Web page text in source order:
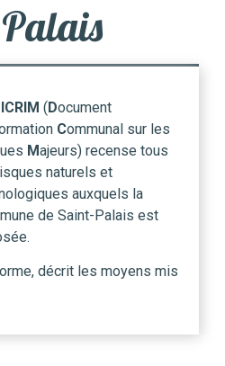
(Document
Communal sur les
Majeurs) recense tous
naturels et
auxquels la
de Saint-Palais est
décrit les moyens mis